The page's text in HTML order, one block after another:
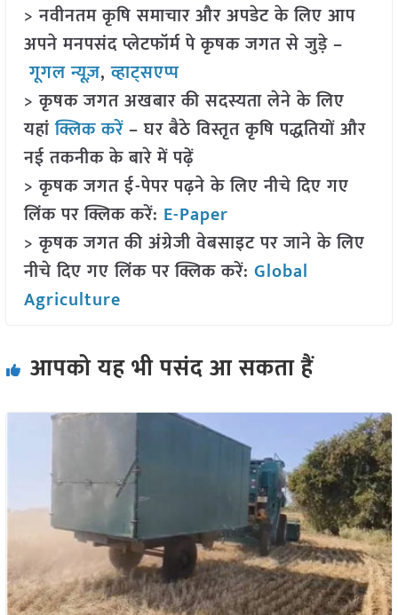
> नवीनतम कृषि समाचार और अपडेट के लिए आप
अपने मनपसंद प्लेटफॉर्म पे कृषक जगत से जुड़े –
गूगल न्यूज़,व्हाट्सएप्प
> कृषक जगत अखबार की सदस्यता लेने के लिए
यहांक्लिक करें– घर बैठे विस्तृत कृषि पद्धतियों और
नई तकनीक के बारे में पढ़ें
> कृषक जगत ई-पेपर पढ़ने के लिए नीचे दिए गए
लिंक पर क्लिक करें: E-Paper
> कृषक जगत की अंग्रेजी वेबसाइट पर जाने के लिए
नीचे दिए गए लिंक पर क्लिक करें: Global
Agriculture
आपको यह भी पसंद आ सकता हैं